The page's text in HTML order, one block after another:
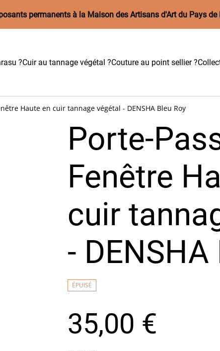
permanents à la Maison des Artisans d'Art du Pays de
?Cuir au tannage végétal ?Couture au point sellier ?
Haute en cuir tannage végétal - DENSHA Bleu Roy
Porte-
Fenêtre
cuir
-
ÉPUISÉ
35,00 €